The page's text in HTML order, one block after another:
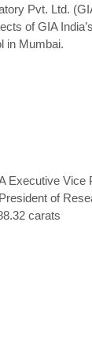
Pvt. Ltd.
of GIA
in Mumbai.
Executive Vice
of
carats